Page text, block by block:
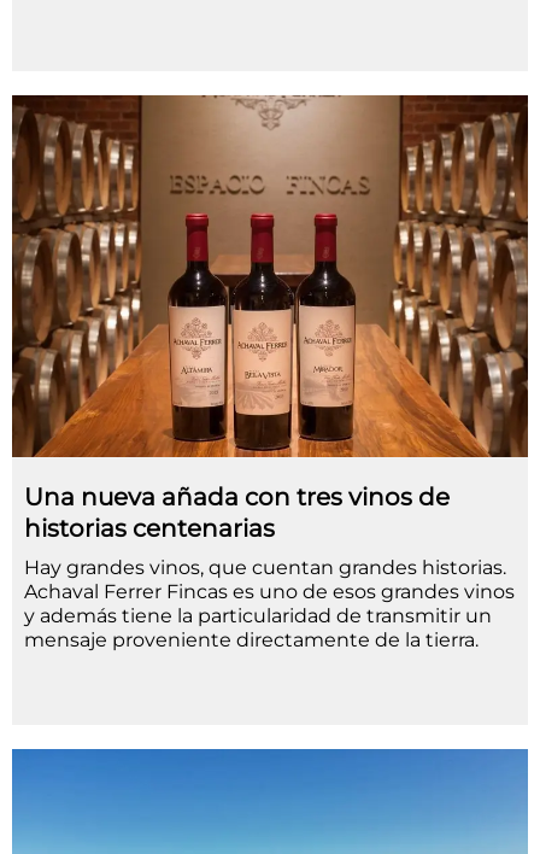
Una nueva añada con tres vinos de
historias centenarias
Hay grandes vinos, que cuentan grandes historias.
Achaval Ferrer Fincas es uno de esos grandes vinos
y además tiene la particularidad de transmitir un
mensaje proveniente directamente de la tierra.